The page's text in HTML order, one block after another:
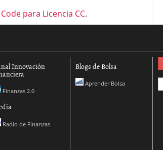
para Licencia CC.
Innovación
Finanzas 2.0
Radio de Finanzas
Blogs de Bolsa
Aprender Bolsa